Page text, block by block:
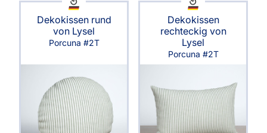
Dekokissen rund
von Lysel
Porcuna #2T
Dekokissen
rechteckig von
Lysel
Porcuna #2T